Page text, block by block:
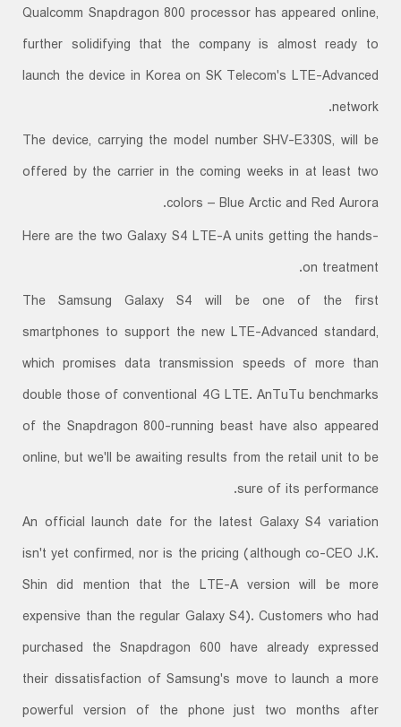
Qualcomm Snapdragon 800 processor has appeared online,
further solidifying that the company is almost ready to
launch the device in Korea on SK Telecom's LTE-Advanced
network.
The device, carrying the model number SHV-E330S, will be
offered by the carrier in the coming weeks in at least two
colors – Blue Arctic and Red Aurora.
Here are the two Galaxy S4 LTE-A units getting the hands-
on treatment.
The Samsung Galaxy S4 will be one of the first
smartphones to support the new LTE-Advanced standard,
which promises data transmission speeds of more than
double those of conventional 4G LTE. AnTuTu benchmarks
of the Snapdragon 800-running beast have also appeared
online, but we'll be awaiting results from the retail unit to be
sure of its performance.
An official launch date for the latest Galaxy S4 variation
isn't yet confirmed, nor is the pricing (although co-CEO J.K.
Shin did mention that the LTE-A version will be more
expensive than the regular Galaxy S4). Customers who had
purchased the Snapdragon 600 have already expressed
their dissatisfaction of Samsung's move to launch a more
powerful version of the phone just two months after